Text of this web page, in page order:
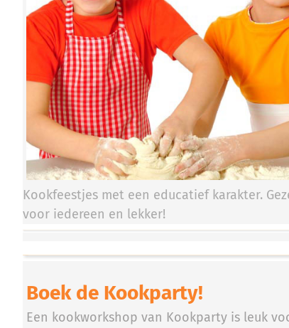
Kookfeestjes met een educatief karakter.
voor iedereen en lekker!
Boek de Kookparty!
Een kookworkshop van Kookparty is leuk